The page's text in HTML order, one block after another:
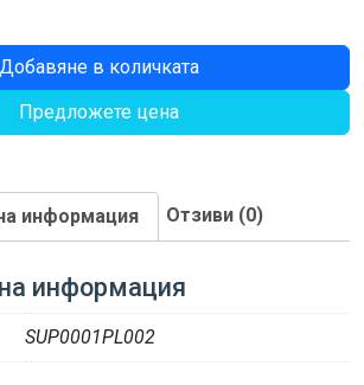
Добавяне в количката
Предложете цена
информация Отзиви (0)
информация
SUP0001PL002